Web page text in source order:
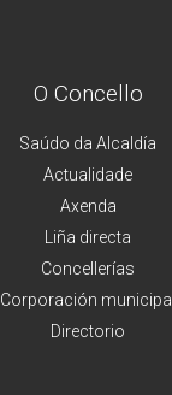
O Concello
Saúdo da Alcaldía
Actualidade
Axenda
Liña directa
Concellerías
Corporación municipal
Directorio